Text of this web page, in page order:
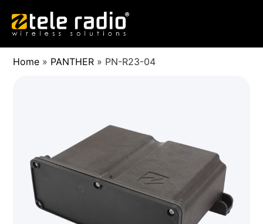
Home » PANTHER » PN-R23-04